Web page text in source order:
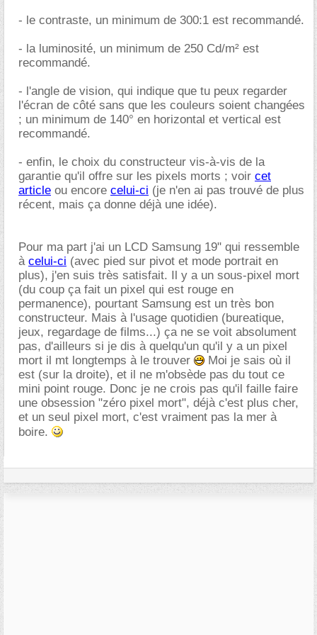
- le contraste, un minimum de 300:1 est recommandé.
- la luminosité, un minimum de 250 Cd/m² est
recommandé.
- l'angle de vision, qui indique que tu peux regarder
l'écran de côté sans que les couleurs soient changées
; un minimum de 140° en horizontal et vertical est
recommandé.
- enfin, le choix du constructeur vis-à-vis de la
garantie qu'il offre sur les pixels morts ; voir cet
article ou encore celui-ci (je n'en ai pas trouvé de plus
récent, mais ça donne déjà une idée).
Pour ma part j'ai un LCD Samsung 19" qui ressemble
à celui-ci (avec pied sur pivot et mode portrait en
plus), j'en suis très satisfait. Il y a un sous-pixel mort
(du coup ça fait un pixel qui est rouge en
permanence), pourtant Samsung est un très bon
constructeur. Mais à l'usage quotidien (bureatique,
jeux, regardage de films...) ça ne se voit absolument
pas, d'ailleurs si je dis à quelqu'un qu'il y a un pixel
mort il mt longtemps à le trouver
Moi je sais où il
est (sur la droite), et il ne m'obsède pas du tout ce
mini point rouge. Donc je ne crois pas qu'il faille faire
une obsession "zéro pixel mort", déjà c'est plus cher,
et un seul pixel mort, c'est vraiment pas la mer à
boire.